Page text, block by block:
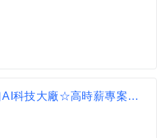
(S2)可週週領現金☛湖口AI科技大廠☆高時薪專案434-501元】(錄取率高/無經驗可)